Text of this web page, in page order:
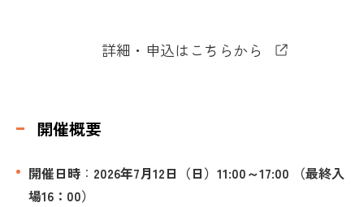
詳細・申込はこちらから
開催概要
開催日時 ： 2026年7月12日（日） 11:00～17:00 （最終入
場16：00）